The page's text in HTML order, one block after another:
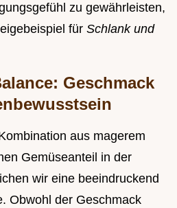
zu gewährleisten,
für Schlank und
Geschmack
aus magerem
Gemüseanteil in der
wir eine beeindruckend
Obwohl der Geschmack